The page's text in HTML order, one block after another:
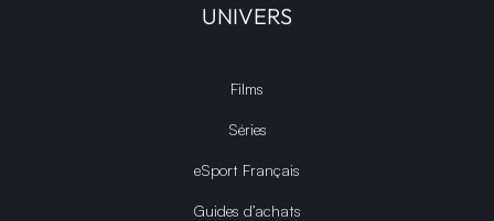
UNIVERS
Films
Séries
eSport Français
Guides d’achats